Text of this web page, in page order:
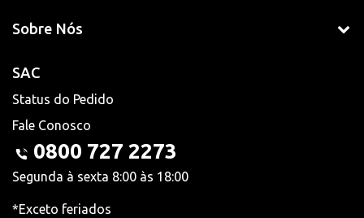
Sobre Nós
SAC
Status do Pedido
Fale Conosco
0800 727 2273
Segunda à sexta 8:00 às 18:00
*Exceto feriados